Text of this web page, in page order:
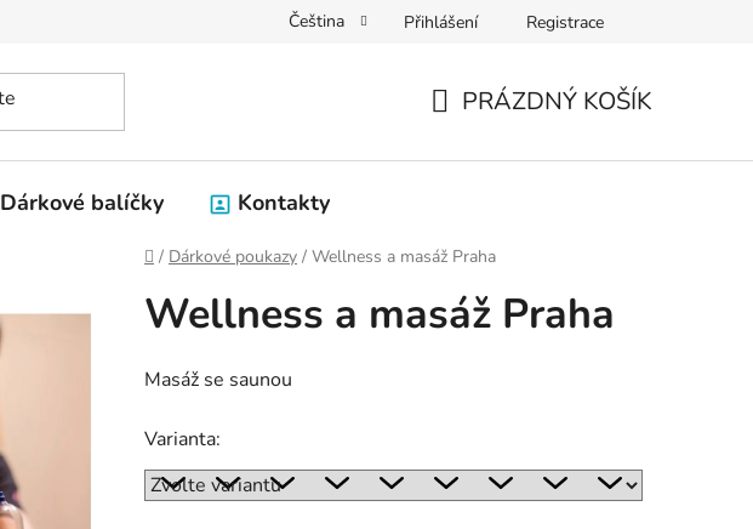
Čeština Přihlášení Registrace
PRÁZDNÝ KOŠÍK
Dárkové balíčky Kontakty
Domů
/ Dárkové poukazy / Wellness a masáž Praha
Wellness a masáž Praha
Masáž se saunou
Varianta: